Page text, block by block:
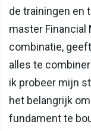
de trainingen en
master Financial
combinatie,
alles te
ik probeer mijn
het belangrijk
fundament te